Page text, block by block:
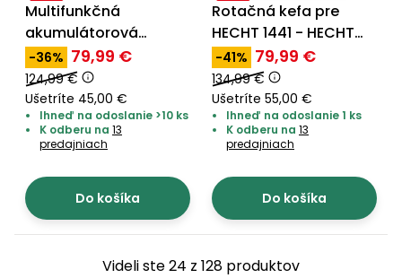
Multifunkčná
akumulátorová
pohonná jednotka -
HECHT 1441
-36% 79,99 €
124,99 €
Ušetríte 45,00 €
Ihneď na odoslanie >10 ks
K odberu na 13
predajniach
Do košíka
Rotačná kefa pre
HECHT 1441 - HECHT
00144165
-41% 79,99 €
134,99 €
Ušetríte 55,00 €
Ihneď na odoslanie 1 ks
K odberu na 13
predajniach
Do košíka
Videli ste 24 z 128 produktov